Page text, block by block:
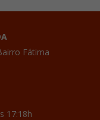
Fátima
17:18h